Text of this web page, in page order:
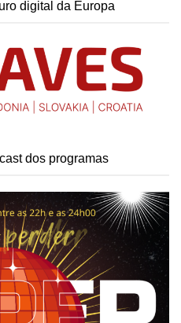
digital da Europa
dos programas